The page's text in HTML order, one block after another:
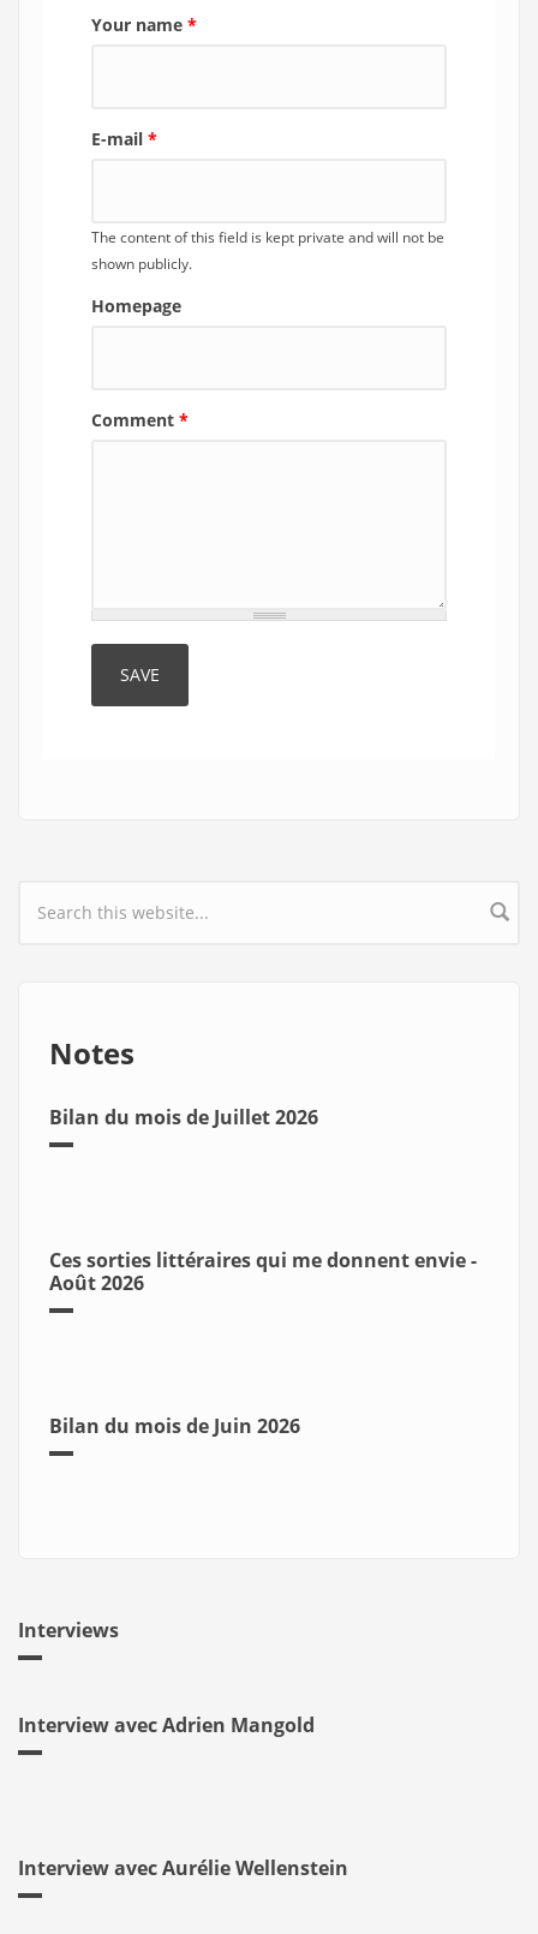
Your name *
E-mail *
The content of this field is kept private and will not be
shown publicly.
Homepage
Comment *
Search form
Notes
Bilan du mois de Juillet 2026
Ces sorties littéraires qui me donnent envie -
Août 2026
Bilan du mois de Juin 2026
Interviews
Interview avec Adrien Mangold
Interview avec Aurélie Wellenstein